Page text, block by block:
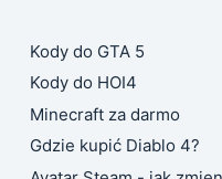
Kody do GTA 5
Kody do HOI4
Minecraft za darmo
Gdzie kupić Diablo 4?